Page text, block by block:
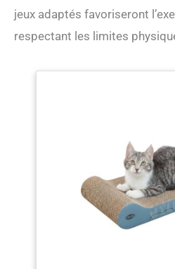
jeux adaptés favoriseront
respectant les limites